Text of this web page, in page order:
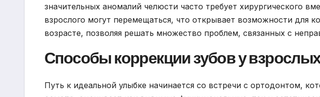
значительных аномалий челюсти часто требует хирургического
взрослого могут перемещаться, что открывает возможности для
возрасте, позволяя решать множество проблем, связанных с
Способы коррекции зубов у
Путь к идеальной улыбке начинается со встречи с ортодонтом,